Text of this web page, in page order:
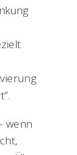
wenn